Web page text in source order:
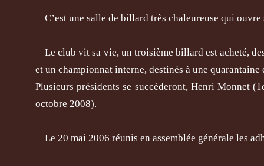
C’est une salle de billard très chaleureuse qui
Le club vit sa vie, un troisième billard est acheté,
et un championnat interne, destinés à une
Plusieurs présidents se succèderont, Henri Monnet
octobre 2008).
Le 20 mai 2006 réunis en assemblée générale les